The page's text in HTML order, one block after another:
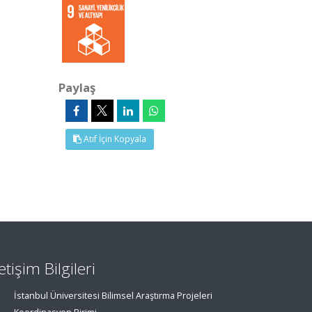
Paylaş
Atıf İçin Kopyala
Bilgileri
İstanbul Üniversitesi Bilimsel Araştırma Projeleri